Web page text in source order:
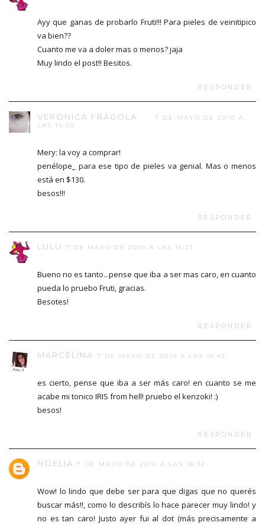
Ayy que ganas de probarlo Fruti!!! Para pieles de veinitipico
va bien??
Cuanto me va a doler mas o menos? jaja
Muy lindo el post!! Besitos.
RESPONDER
VERÓNICA FRÁGOLA
7 DE MAYO DE 2010 A
LAS 14:30
Mery: la voy a comprar!
penélope_ para ese tipo de pieles va genial. Mas o menos
está en $130.
besos!!!
RESPONDER
LULU 7 DE MAYO DE 2010 A LAS 15:21
Bueno no es tanto...pense que iba a ser mas caro, en cuanto
pueda lo pruebo Fruti, gracias.
Besotes!
RESPONDER
MARCELINA 7 DE MAYO DE 2010 A LAS 15:43
es cierto, pense que iba a ser más caro! en cuanto se me
acabe mi tonico IRIS from hell! pruebo el kenzoki! :)
besos!
RESPONDER
NOELIA 7 DE MAYO DE 2010 A LAS 16:32
Wow! lo lindo que debe ser para que digas que no querés
buscar más!!, como lo describís lo hace parecer muy lindo! y
no es tan caro! Justo ayer fui al dot (más precisamente a